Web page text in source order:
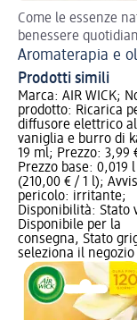
Come le essenze
benessere
Aromaterapia e
Prodotti simili
Marca: AIR WICK;
prodotto: Ricarica
diffusore elettrico
vaniglia e burro di
19 ml; Prezzo: 3,99
Prezzo base: 0,019 l
(210,00 € / 1 l);
pericolo: irritante;
Disponibilità: Stato
Disponibile per la
consegna, Stato
seleziona il negozio